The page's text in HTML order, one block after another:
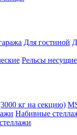
Для гостиной
Рельсы несущие
кг на секцию)
Набивные